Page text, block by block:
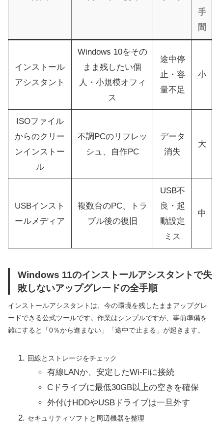
手
間
インストール
アシスタント
Windows 10をその
まま残したい個
人・小規模オフィ
ス
途中停
止・容
量不足
小
ISOファイル
からのクリー
ンインストー
ル
不調PCのリフレッ
シュ、自作PC
データ
消失
大
USBインスト
ールメディア
複数台のPC、トラ
ブル後の復旧
USB不
良・起
動設定
ミス
中
Windows 11のインストールアシスタントで失
敗しないアップグレードの全手順
インストールアシスタントは、今の環境を残したままアップグレ
ードできる公式ツールです。作業はシンプルですが、事前準備を
雑にすると「0％から進まない」「途中で止まる」が起きます。
回線とストレージをチェック
有線LANか、安定したWi-Fiに接続
Cドライブに最低30GB以上の空きを確保
外付けHDDやUSBドライブは一旦外す
セキュリティソフトと周辺機器を整理